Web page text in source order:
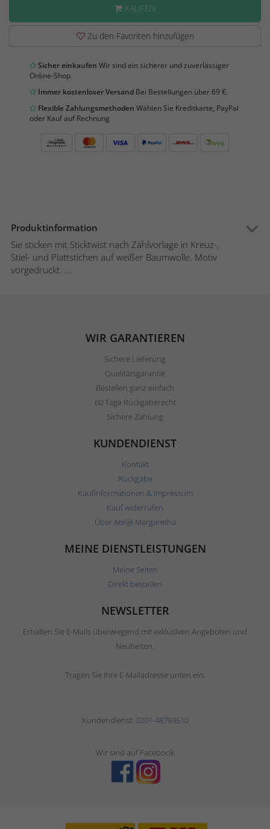
KAUFEN
Zu den Favoriten hinzufügen
Sicher einkaufen Wir sind ein sicherer und zuverlässiger
Online-Shop.
Immer kostenloser Versand Bei Bestellungen über 69 €.
Flexible Zahlungsmethoden Wählen Sie Kreditkarte, PayPal
oder Kauf auf Rechnung
Produktinformation
Sie sticken mit Sticktwist nach Zählvorlage in Kreuz-,
Stiel- und Plattstichen auf weißer Baumwolle. Motiv
vorgedruckt. ...
WIR GARANTIEREN
Sichere Lieferung
Qualitätsgarantie
Bestellen ganz einfach
60 Tage Rückgaberecht
Sichere Zahlung
KUNDENDIENST
Kontakt
Rückgabe
Kaufinformationen & Impressum
Kauf widerrufen
Über Ateljé Margaretha
MEINE DIENSTLEISTUNGEN
Meine Seiten
Direkt bestellen
NEWSLETTER
Erhalten Sie E-Mails überwiegend mit exklusiven Angeboten und
Neuheiten.
Tragen Sie Ihre E-Mailadresse unten ein.
Kundendienst: 0201-48793510
Wir sind auf Facebook